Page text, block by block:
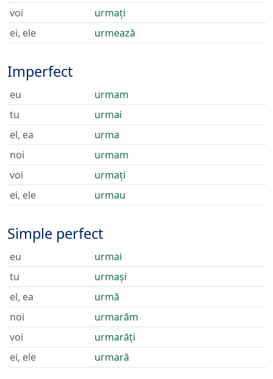
voi
urmați
ei, ele
urmează
Imperfect
eu
urmam
tu
urmai
el, ea
urma
noi
urmam
voi
urmați
ei, ele
urmau
Simple perfect
eu
urmai
tu
urmași
el, ea
urmă
noi
urmarăm
voi
urmarăți
ei, ele
urmară